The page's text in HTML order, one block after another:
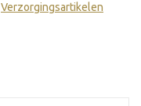
Verzorgingsartikelen